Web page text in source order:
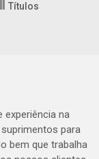
Títulos
experiência na
para
bem que trabalha